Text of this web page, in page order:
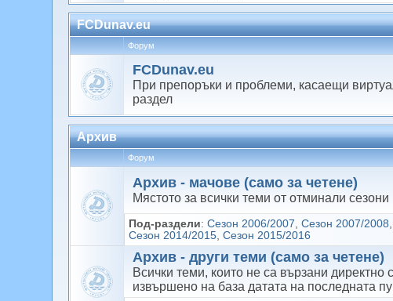
FCDunav.eu
Форум
FCDunav.eu
При препоръки и проблеми, касаещи
раздел
Архив
Форум
Архив - мачове (само за четене)
Мястото за всички теми от отминали сезони
Под-раздели:Сезон 2006/2007,Сезон 2007/2008
Сезон 2014/2015,Сезон 2015/2016
Архив - други теми (само за четене)
Всички теми, които не са вързани
извършено на база датата на последната